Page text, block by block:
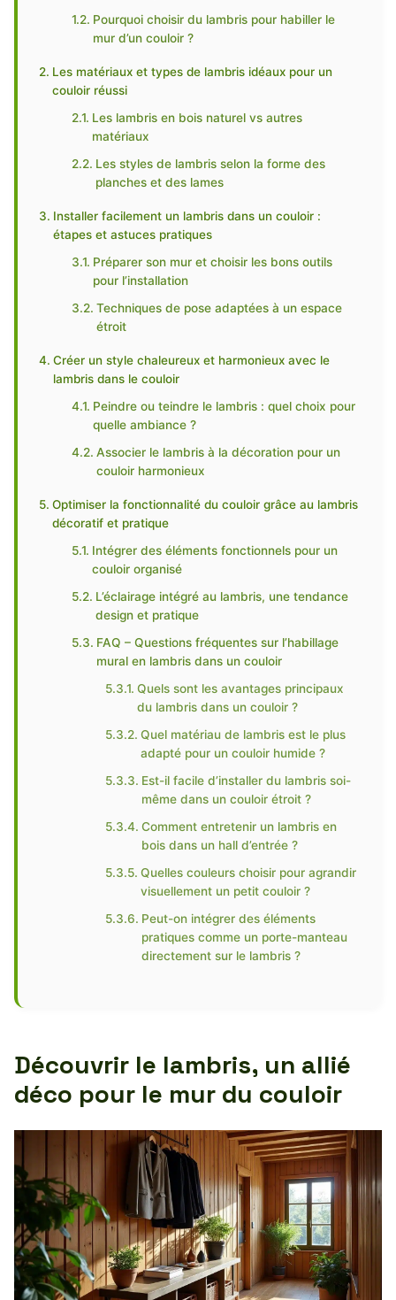
Pourquoi choisir du lambris pour habiller le
mur d’un couloir ?
Les matériaux et types de lambris idéaux pour un
couloir réussi
Les lambris en bois naturel vs autres
matériaux
Les styles de lambris selon la forme des
planches et des lames
Installer facilement un lambris dans un couloir :
étapes et astuces pratiques
Préparer son mur et choisir les bons outils
pour l’installation
Techniques de pose adaptées à un espace
étroit
Créer un style chaleureux et harmonieux avec le
lambris dans le couloir
Peindre ou teindre le lambris : quel choix pour
quelle ambiance ?
Associer le lambris à la décoration pour un
couloir harmonieux
Optimiser la fonctionnalité du couloir grâce au lambris
décoratif et pratique
Intégrer des éléments fonctionnels pour un
couloir organisé
L’éclairage intégré au lambris, une tendance
design et pratique
FAQ – Questions fréquentes sur l’habillage
mural en lambris dans un couloir
Quels sont les avantages principaux
du lambris dans un couloir ?
Quel matériau de lambris est le plus
adapté pour un couloir humide ?
Est-il facile d’installer du lambris soi-
même dans un couloir étroit ?
Comment entretenir un lambris en
bois dans un hall d’entrée ?
Quelles couleurs choisir pour agrandir
visuellement un petit couloir ?
Peut-on intégrer des éléments
pratiques comme un porte-manteau
directement sur le lambris ?
Découvrir le lambris, un allié
déco pour le mur du couloir